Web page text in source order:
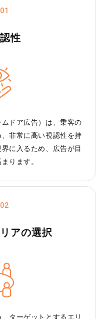
性
ドア広告）は、乗客の
非常に高い視認性を持
に入るため、広告が目
ります。
アの選択
ターゲットとするエリ